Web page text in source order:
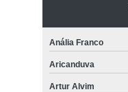
Anália Franco
Aricanduva
Artur Alvim